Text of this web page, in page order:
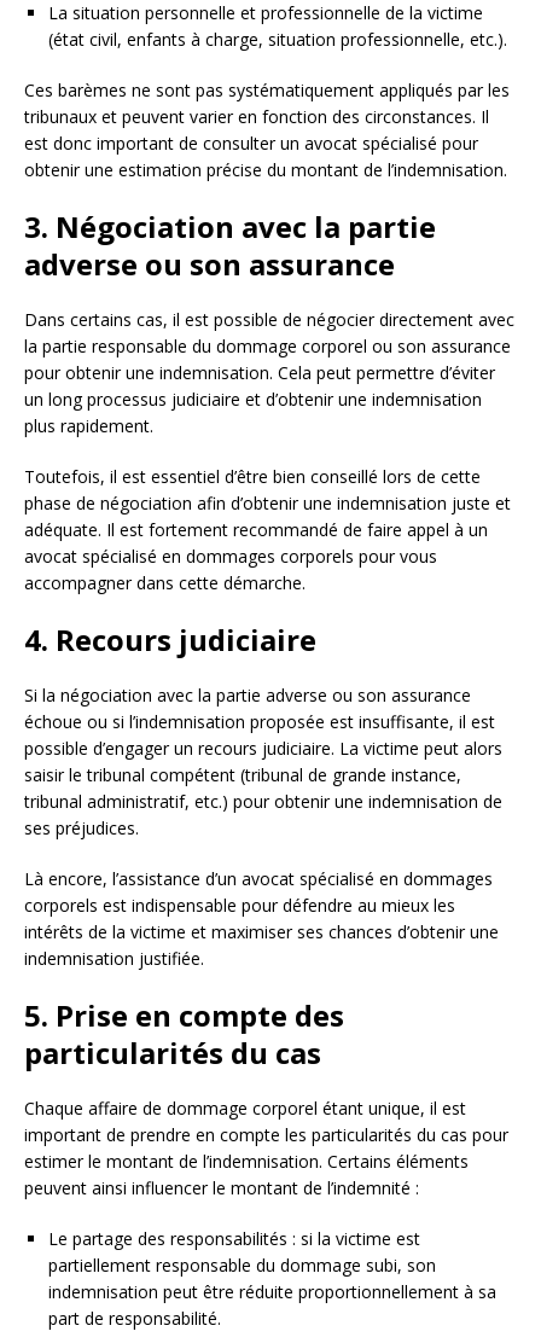
La situation personnelle et professionnelle de la victime
(état civil, enfants à charge, situation professionnelle, etc.).
Ces barèmes ne sont pas systématiquement appliqués par les
tribunaux et peuvent varier en fonction des circonstances. Il
est donc important de consulter un avocat spécialisé pour
obtenir une estimation précise du montant de l’indemnisation.
3. Négociation avec la partie
adverse ou son assurance
Dans certains cas, il est possible de négocier directement avec
la partie responsable du dommage corporel ou son assurance
pour obtenir une indemnisation. Cela peut permettre d’éviter
un long processus judiciaire et d’obtenir une indemnisation
plus rapidement.
Toutefois, il est essentiel d’être bien conseillé lors de cette
phase de négociation afin d’obtenir une indemnisation juste et
adéquate. Il est fortement recommandé de faire appel à un
avocat spécialisé en dommages corporels pour vous
accompagner dans cette démarche.
4. Recours judiciaire
Si la négociation avec la partie adverse ou son assurance
échoue ou si l’indemnisation proposée est insuffisante, il est
possible d’engager un recours judiciaire. La victime peut alors
saisir le tribunal compétent (tribunal de grande instance,
tribunal administratif, etc.) pour obtenir une indemnisation de
ses préjudices.
Là encore, l’assistance d’un avocat spécialisé en dommages
corporels est indispensable pour défendre au mieux les
intérêts de la victime et maximiser ses chances d’obtenir une
indemnisation justifiée.
5. Prise en compte des
particularités du cas
Chaque affaire de dommage corporel étant unique, il est
important de prendre en compte les particularités du cas pour
estimer le montant de l’indemnisation. Certains éléments
peuvent ainsi influencer le montant de l’indemnité :
Le partage des responsabilités : si la victime est
partiellement responsable du dommage subi, son
indemnisation peut être réduite proportionnellement à sa
part de responsabilité.